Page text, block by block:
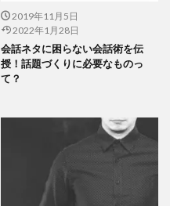
2019年11月5日
2022年1月28日
会話ネタに困らない会話術を伝
授！話題づくりに必要なものっ
て？